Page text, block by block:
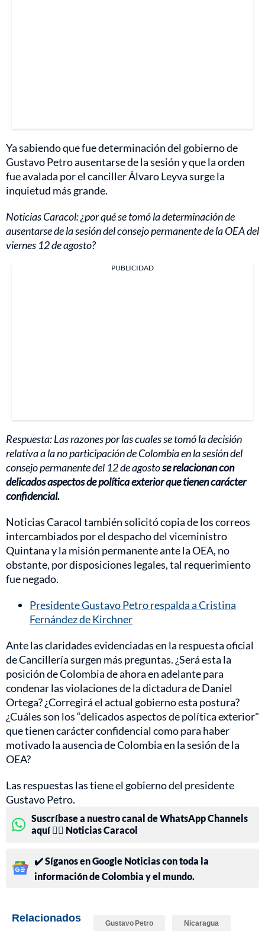
Ya sabiendo que fue determinación del gobierno de
Gustavo Petro ausentarse de la sesión y que la orden
fue avalada por el canciller Álvaro Leyva surge la
inquietud más grande.
Noticias Caracol: ¿por qué se tomó la determinación de
ausentarse de la sesión del consejo permanente de la OEA del
viernes 12 de agosto?
PUBLICIDAD
Respuesta: Las razones por las cuales se tomó la decisión
relativa a la no participación de Colombia en la sesión del
consejo permanente del 12 de agostose relacionan con
delicados aspectos de política exterior que tienen carácter
confidencial.
Noticias Caracol también solicitó copia de los correos
intercambiados por el despacho del viceministro
Quintana y la misión permanente ante la OEA, no
obstante, por disposiciones legales, tal requerimiento
fue negado.
Presidente Gustavo Petro respalda a Cristina
Fernández de Kirchner
Ante las claridades evidenciadas en la respuesta oficial
de Cancillería surgen más preguntas. ¿Será esta la
posición de Colombia de ahora en adelante para
condenar las violaciones de la dictadura de Daniel
Ortega? ¿Corregirá el actual gobierno esta postura?
¿Cuáles son los “delicados aspectos de política exterior"
que tienen carácter confidencial como para haber
motivado la ausencia de Colombia en la sesión de la
OEA?
Las respuestas las tiene el gobierno del presidente
Gustavo Petro.
Suscríbase a nuestro canal de WhatsApp Channels
aquí 👉🏻 Noticias Caracol
✔️ Síganos en Google Noticias con toda la
información de Colombia y el mundo.
Relacionados Gustavo Petro Nicaragua